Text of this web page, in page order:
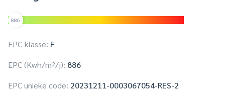
886
EPC-klasse: F
EPC (Kwh/m²/j): 886
EPC unieke code: 20231211-0003067054-RES-2